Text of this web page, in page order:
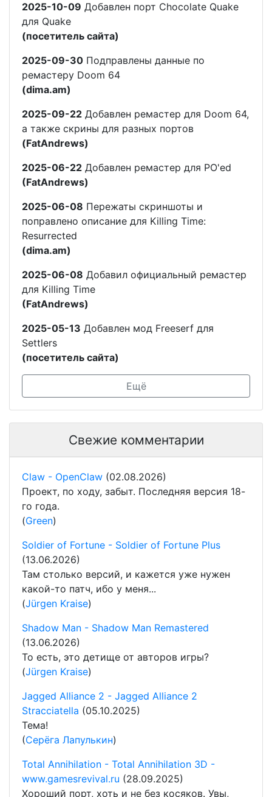
2025-10-09 Добавлен порт Chocolate Quake
для Quake
(посетитель сайта)
2025-09-30 Подправлены данные по
ремастеру Doom 64
(dima.am)
2025-09-22 Добавлен ремастер для Doom 64,
а также скрины для разных портов
(FatAndrews)
2025-06-22 Добавлен ремастер для PO'ed
(FatAndrews)
2025-06-08 Пережаты скриншоты и
поправлено описание для Killing Time:
Resurrected
(dima.am)
2025-06-08 Добавил официальный ремастер
для Killing Time
(FatAndrews)
2025-05-13 Добавлен мод Freeserf для
Settlers
(посетитель сайта)
Ещё
Свежие комментарии
Claw - OpenClaw (02.08.2026)
Проект, по ходу, забыт. Последняя версия 18-
го года.
(Green)
Soldier of Fortune - Soldier of Fortune Plus
(13.06.2026)
Там столько версий, и кажется уже нужен
какой-то патч, ибо у меня...
(Jürgen Kraise)
Shadow Man - Shadow Man Remastered
(13.06.2026)
То есть, это детище от авторов игры?
(Jürgen Kraise)
Jagged Alliance 2 - Jagged Alliance 2
Stracciatella (05.10.2025)
Тема!
(Серёга Лапулькин)
Total Annihilation - Total Annihilation 3D -
www.gamesrevival.ru (28.09.2025)
Хороший порт, хоть и не без косяков. Увы,